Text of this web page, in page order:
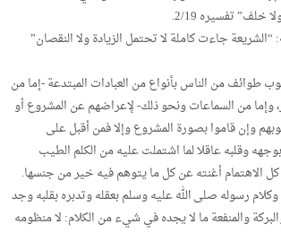
تفسيره 2/19.
جاءت كاملة لا تحتمل الزيادة ولا النقصان”
طوائف من الناس بأنواع من العبادات المبتدعة -إما من
وإما من السماعات ونحو ذلك- لإعراضهم عن المشروع أو
وإن قاموا بصورة المشروع وإلا فمن أقبل على
وقلبه عاقلا لما اشتملت عليه من الكلم الطيب
كل الاهتمام أغنته عن كل ما يتوهم فيه خير من جنسها.
رسوله صلى الله عليه وسلم بعقله وتدبره بقلبه وجد
والمنفعة ما لا يجده في شيء من الكلام: لا منظومه